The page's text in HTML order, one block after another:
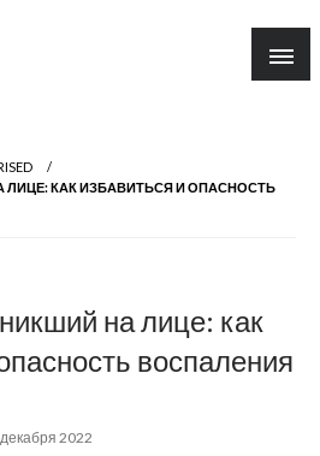
ЛИЦЕ: КАК ИЗБАВИТЬСЯ И ОПАСНОСТЬ
на лице: как
воспаления
2022